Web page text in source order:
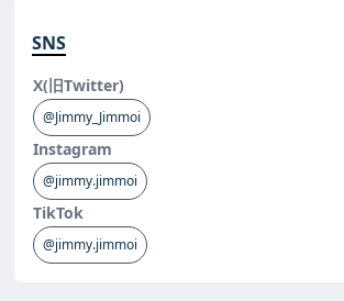
SNS
X(旧Twitter)
@Jimmy_Jimmoi
Instagram
@jimmy.jimmoi
TikTok
@jimmy.jimmoi